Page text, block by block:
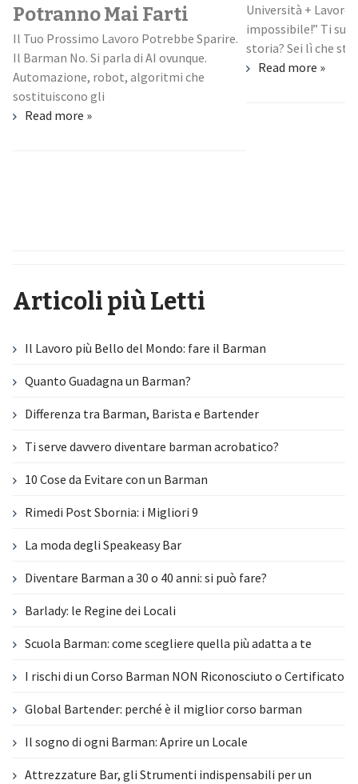
Potranno Mai Farti
Il Tuo Prossimo Lavoro Potrebbe Sparire.
Il Barman No. Si parla di AI ovunque.
Automazione, robot, algoritmi che
sostituiscono gli
Read more »
Università +
impossibile!” Ti
storia? Sei lì che
Read more »
Articoli più Letti
Il Lavoro più Bello del Mondo: fare il Barman
Quanto Guadagna un Barman?
Differenza tra Barman, Barista e Bartender
Ti serve davvero diventare barman acrobatico?
10 Cose da Evitare con un Barman
Rimedi Post Sbornia: i Migliori 9
La moda degli Speakeasy Bar
Diventare Barman a 30 o 40 anni: si può fare?
Barlady: le Regine dei Locali
Scuola Barman: come scegliere quella più adatta a te
I rischi di un Corso Barman NON Riconosciuto o Certificato
Global Bartender: perché è il miglior corso barman
Il sogno di ogni Barman: Aprire un Locale
Attrezzature Bar, gli Strumenti indispensabili per un